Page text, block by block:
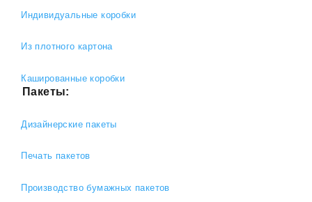
Индивидуальные коробки
Из плотного картона
Кашированные коробки
Пакеты:
Дизайнерские пакеты
Печать пакетов
Производство бумажных пакетов